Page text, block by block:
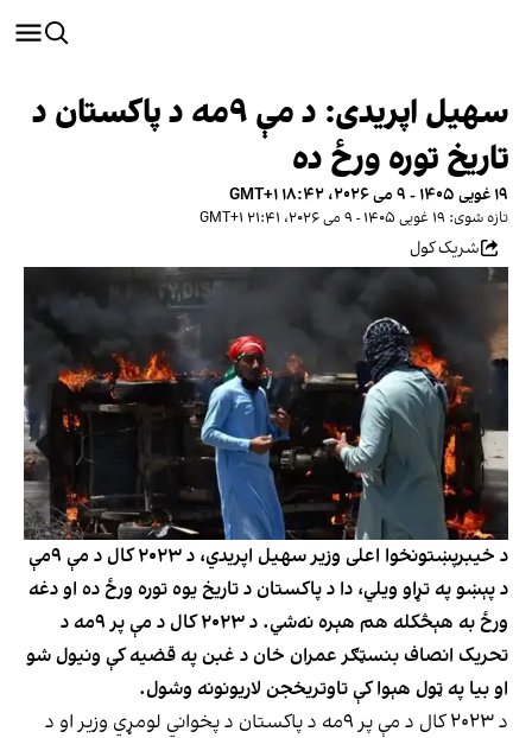
سهیل اپريدی: د مې ۹مه د پاکستان د
تاريخ توره ورځ ده
۱۹ غویی ۱۴۰۵ - ۹ می ۲۰۲۶، ۱۸:۴۲ GMT+۱
تازه شوی: ۱۹ غویی ۱۴۰۵ - ۹ می ۲۰۲۶، ۲۱:۴۱ GMT+۱
شریک کول
د خيبرپښتونخوا اعلی وزير سهيل اپريدي، د ۲۰۲۳ کال د مې ۹مې
د پېښو په تړاو ويلي، دا د پاکستان د تاریخ یوه توره ورځ ده او دغه
ورځ به هېڅکله هم هېره نه‌شي. د ۲۰۲۳ کال د مې پر ۹مه د
تحریک انصاف بنسټګر عمران خان د غبن په قضیه کې ونیول شو
او بیا په ټول هېوا کې تاوتریخجن لاریونونه وشول.
د ۲۰۲۳ کال د مې پر ۹مه د پاکستان د پخواني لومړي وزیر او د